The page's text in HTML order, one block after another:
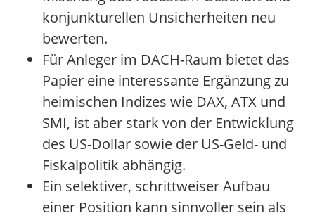
konjunkturellen Unsicherheiten neu
bewerten.
Für Anleger im DACH-Raum bietet das
Papier eine interessante Ergänzung zu
heimischen Indizes wie DAX, ATX und
SMI, ist aber stark von der Entwicklung
des US-Dollar sowie der US-Geld- und
Fiskalpolitik abhängig.
Ein selektiver, schrittweiser Aufbau
einer Position kann sinnvoller sein als